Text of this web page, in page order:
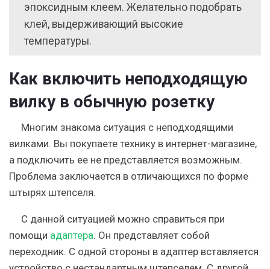
эпоксидным клеем. Желательно подобрать
клей, выдерживающий высокие
температуры.
Как включить неподходящую
вилку в обычную розетку
Многим знакома ситуация с неподходящими
вилками. Вы покупаете технику в интернет-магазине,
а подключить ее не представляется возможным.
Проблема заключается в отличающихся по форме
штырях штепселя.
С данной ситуацией можно справиться при
помощи адаптера. Он представляет собой
переходник. С одной стороны в адаптер вставляется